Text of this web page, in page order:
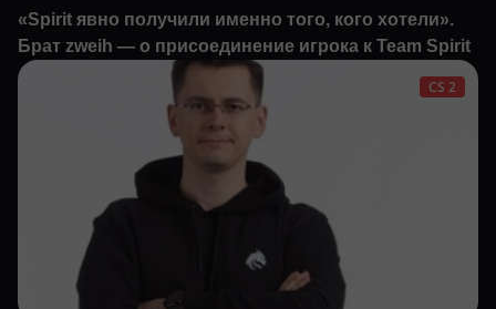
«Spirit явно получили именно того, кого хотели».
Брат zweih — о присоединение игрока к Team Spirit
CS 2